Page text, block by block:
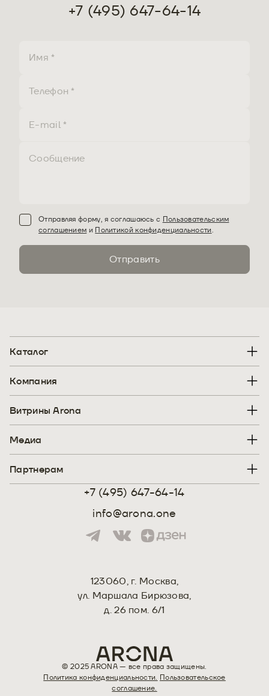
+7 (495) 647-64-14
Отправляя форму, я соглашаюсь с Пользовательским
соглашением и Политикой конфиденциальности.
Отправить
+7 (495) 647-64-14
info@arona.one
Политика конфиденциальности. Пользовательское
соглашение.
123060, г. Москва,
ул. Маршала Бирюзова,
д. 26 пом. 6/1
Каталог
Компания
Витрины Arona
Медиа
Партнерам